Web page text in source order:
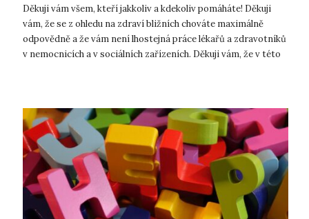
Děkuji vám všem, kteří jakkoliv a kdekoliv pomáháte! Děkuji
vám, že se z ohledu na zdraví bližních chováte maximálně
odpovědně a že vám není lhostejná práce lékařů a zdravotníků
v nemocnicích a v sociálních zařízeních. Děkuji vám, že v této